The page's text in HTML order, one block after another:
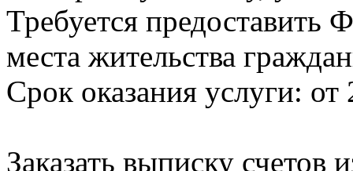
Требуется
места жительства
Срок оказания услуги: от
Заказать выписку счетов